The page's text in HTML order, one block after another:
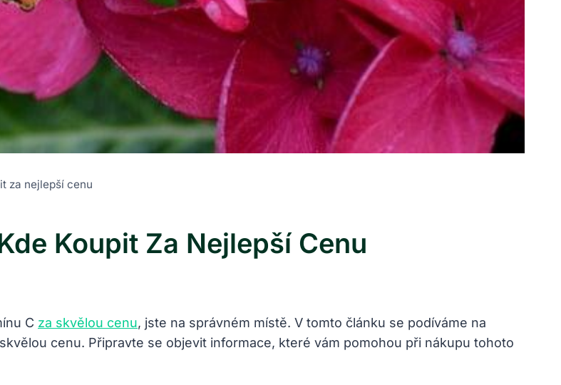
za nejlepší cenu
Koupit Za Nejlepší Cenu
C za skvělou cenu, jste na správném místě. V tomto článku se podíváme na
cenu. Připravte se objevit informace, které vám pomohou při nákupu tohoto